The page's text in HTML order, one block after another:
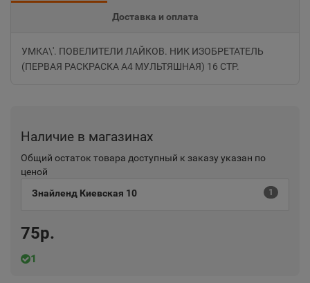
Доставка и оплата
УМКА\'. ПОВЕЛИТЕЛИ ЛАЙКОВ. НИК ИЗОБРЕТАТЕЛЬ
(ПЕРВАЯ РАСКРАСКА А4 МУЛЬТЯШНАЯ) 16 СТР.
Наличие в магазинах
Общий остаток товара доступный к заказу указан по
ценой
Знайленд Киевская 10
1
75р.
1